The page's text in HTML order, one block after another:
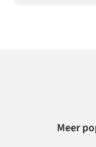
Meer